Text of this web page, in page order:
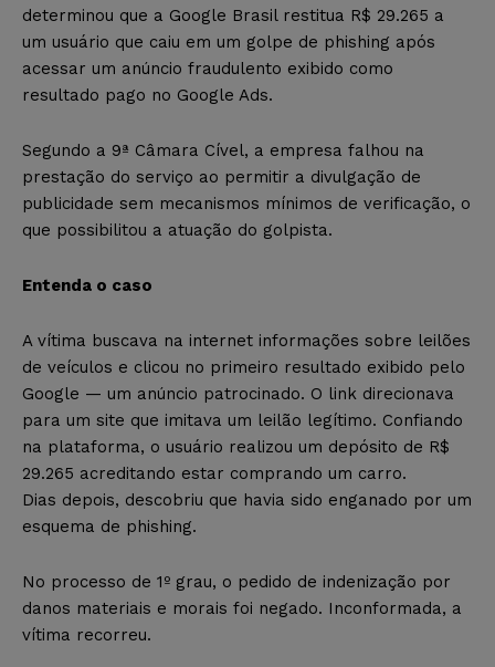
determinou que a Google Brasil restitua R$ 29.265 a
um usuário que caiu em um golpe de phishing após
acessar um anúncio fraudulento exibido como
resultado pago no Google Ads.
Segundo a 9ª Câmara Cível, a empresa falhou na
prestação do serviço ao permitir a divulgação de
publicidade sem mecanismos mínimos de verificação, o
que possibilitou a atuação do golpista.
Entenda o caso
A vítima buscava na internet informações sobre leilões
de veículos e clicou no primeiro resultado exibido pelo
Google — um anúncio patrocinado. O link direcionava
para um site que imitava um leilão legítimo. Confiando
na plataforma, o usuário realizou um depósito de R$
29.265 acreditando estar comprando um carro.
Dias depois, descobriu que havia sido enganado por um
esquema de phishing.
No processo de 1º grau, o pedido de indenização por
danos materiais e morais foi negado. Inconformada, a
vítima recorreu.